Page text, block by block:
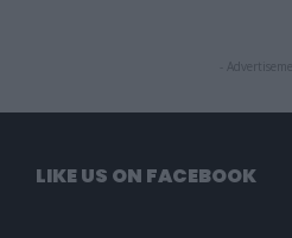
-
LIKE US ON FACEBOOK